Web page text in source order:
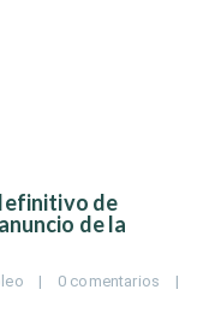
de
de la
| 0 comentarios
|